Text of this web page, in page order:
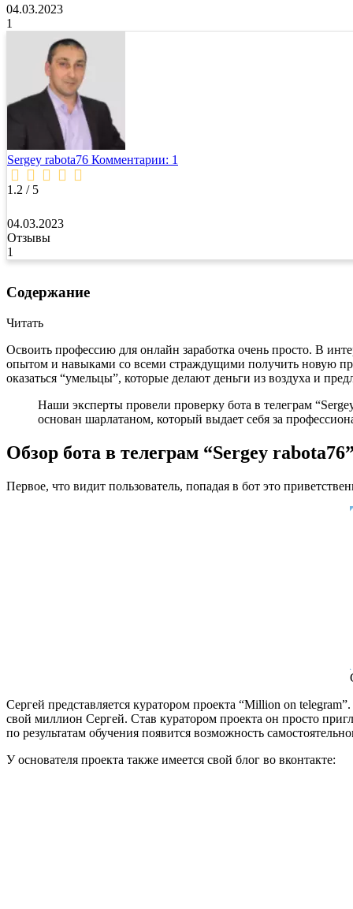
04.03.2023
1
Sergey rabota76 Комментарии: 1
1.2 / 5
04.03.2023
Отзывы
1
Содержание
Читать
Освоить профессию для онлайн заработка очень просто. В
опытом и навыками со всеми страждущими получить новую
оказаться “умельцы”, которые делают деньги из воздуха и
Наши эксперты провели проверку бота в телеграм
основан шарлатаном, который выдает себя за
Обзор бота в телеграм “Sergey rabota76”
Первое, что видит пользователь, попадая в бот это
Сергей представляется куратором проекта “Million on
свой миллион Сергей. Став куратором проекта он просто
по результатам обучения появится возможность
У основателя проекта также имеется свой блог во вконтакте: